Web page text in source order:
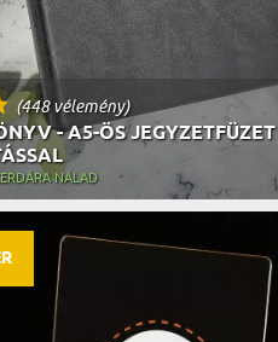
(448 vélemény)
- A5-ÖS JEGYZETFÜZET
NÁLAD